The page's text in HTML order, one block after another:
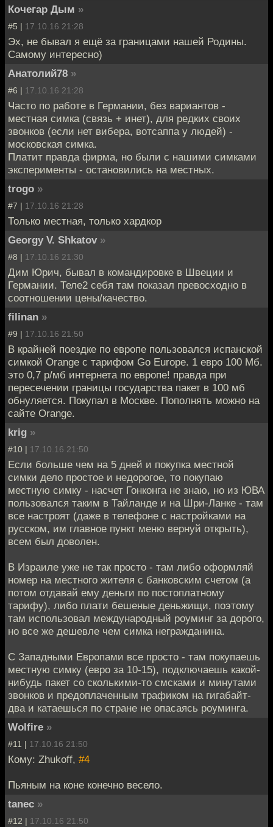
Кочегар Дым »
#5 | 17.10.16 21:28
Эх, не бывал я ещё за границами нашей Родины.
Самому интересно)
Анатолий78 »
#6 | 17.10.16 21:28
Часто по работе в Германии, без вариантов -
местная симка (связь + инет), для редких своих
звонков (если нет вибера, вотсаппа у людей) -
московская симка.
Платит правда фирма, но были с нашими симками
эксперименты - остановились на местных.
trogo »
#7 | 17.10.16 21:28
Только местная, только хардкор
Georgy V. Shkatov »
#8 | 17.10.16 21:30
Дим Юрич, бывал в командировке в Швеции и
Германии. Теле2 себя там показал превосходно в
соотношении цены/качество.
filinan »
#9 | 17.10.16 21:50
В крайней поездке по европе пользовался испанской
симкой Orange с тарифом Go Europe. 1 евро 100 Мб.
это 0,7 р/мб интернета по европе! правда при
пересечении границы государства пакет в 100 мб
обнуляется. Покупал в Москве. Пополнять можно на
сайте Orange.
krig »
#10 | 17.10.16 21:50
Если больше чем на 5 дней и покупка местной
симки дело простое и недорогое, то покупаю
местную симку - насчет Гонконга не знаю, но из ЮВА
пользовался таким в Тайланде и на Шри-Ланке - там
все настроят (даже в телефоне с настройками на
русском, им главное пункт меню вернуй открыть),
всем был доволен.
В Израиле уже не так просто - там либо оформляй
номер на местного жителя с банковским счетом (а
потом отдавай ему деньги по постоплатному
тарифу), либо плати бешеные деньжищи, поэтому
там использовал международный роуминг за дорого,
но все же дешевле чем симка негражданина.
С Западными Европами все просто - там покупаешь
местную симку (евро за 10-15), подключаешь какой-
нибудь пакет со сколькими-то смсками и минутами
звонков и предоплаченным трафиком на гигабайт-
два и катаешься по стране не опасаясь роуминга.
Wolfire »
#11 | 17.10.16 21:50
Кому: Zhukoff, #4
Пьяным на коне конечно весело.
tanec »
#12 | 17.10.16 21:50